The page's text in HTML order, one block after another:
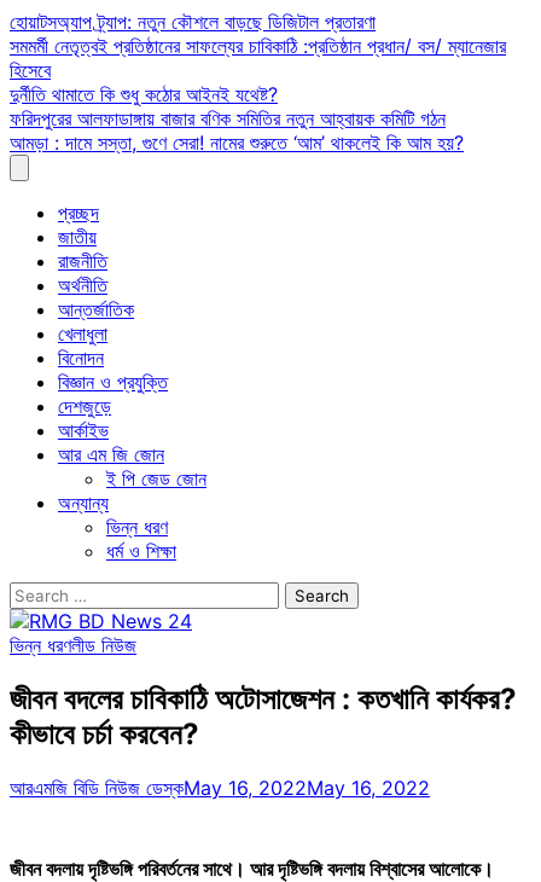
Skip
to
content
হোয়াটসঅ্যাপ ট্র্যাপ: নতুন কৌশলে বাড়ছে ডিজিটাল প্রতারণা
সমমর্মী নেতৃত্বই প্রতিষ্ঠানের সাফল্যের চাবিকাঠি :প্রতিষ্ঠান প্রধান/ বস/ ম্যানেজার
হিসেবে
দুর্নীতি থামাতে কি শুধু কঠোর আইনই যথেষ্ট?
ফরিদপুরের আলফাডাঙ্গায় বাজার বণিক সমিতির নতুন আহ্বায়ক কমিটি গঠন
আমড়া : দামে সস্তা, গুণে সেরা! নামের শুরুতে ‘আম’ থাকলেই কি আম হয়?
প্রচ্ছদ
জাতীয়
রাজনীতি
অর্থনীতি
আন্তর্জাতিক
খেলাধুলা
বিনোদন
বিজ্ঞান ও প্রযুক্তি
দেশজুড়ে
আর্কাইভ
আর এম জি জোন
ই পি জেড জোন
অন্যান্য
ভিন্ন ধরণ
ধর্ম ও শিক্ষা
Search
for:
ভিন্ন ধরণলীড নিউজ
জীবন বদলের চাবিকাঠি অটোসাজেশন : কতখানি কার্যকর?
কীভাবে চর্চা করবেন?
আরএমজি বিডি নিউজ ডেস্কMay 16, 2022May 16, 2022
জীবন বদলায় দৃষ্টিভঙ্গি পরিবর্তনের সাথে। আর দৃষ্টিভঙ্গি বদলায় বিশ্বাসের আলোকে।